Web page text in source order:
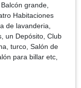
grande,
Habitaciones
de lavanderia,
un Depósito, Club
turco, Salón de
para billar etc,